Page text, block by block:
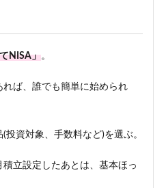
NISA」。
ば、誰でも簡単に始められ
資対象、手数料など)を選ぶ。
立設定したあとは、基本ほっ